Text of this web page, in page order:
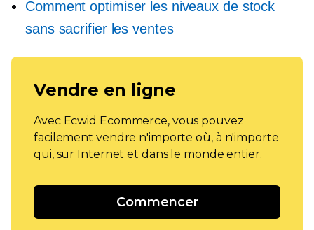
Comment optimiser les niveaux de stock
sans sacrifier les ventes
Vendre en ligne
Avec Ecwid Ecommerce, vous pouvez
facilement vendre n'importe où, à n'importe
qui, sur Internet et dans le monde entier.
Commencer